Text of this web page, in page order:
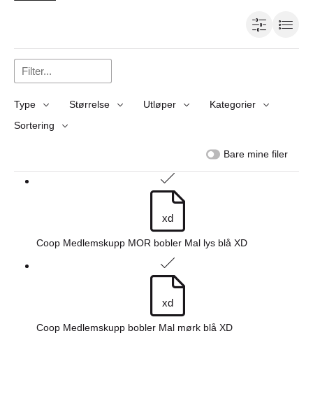
Type Størrelse Utløper
Kategorier
Sortering
Bare mine filer
xd
Coop Medlemskupp MOR bobler Mal lys blå XD
xd
Coop Medlemskupp bobler Mal mørk blå XD